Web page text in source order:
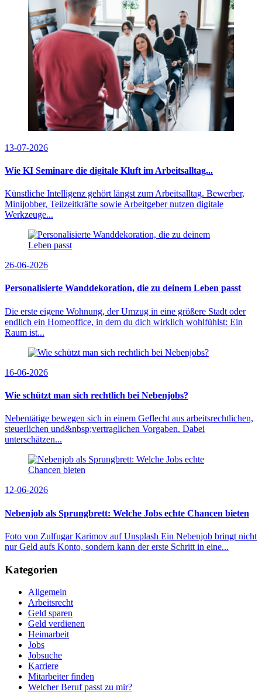
13-07-2026
Wie KI Seminare die digitale Kluft im Arbeitsalltag...
Künstliche Intelligenz gehört längst zum Arbeitsalltag. Bewerber,
Minijobber, Teilzeitkräfte sowie Arbeitgeber nutzen digitale
Werkzeuge...
26-06-2026
Personalisierte Wanddekoration, die zu deinem Leben passt
Die erste eigene Wohnung, der Umzug in eine größere Stadt oder
endlich ein Homeoffice, in dem du dich wirklich wohlfühlst: Ein
Raum ist...
16-06-2026
Wie schützt man sich rechtlich bei Nebenjobs?
Nebentätige bewegen sich in einem Geflecht aus arbeitsrechtlichen,
steuerlichen und&nbsp;vertraglichen Vorgaben. Dabei
unterschätzen...
12-06-2026
Nebenjob als Sprungbrett: Welche Jobs echte Chancen bieten
Foto von Zulfugar Karimov auf Unsplash Ein Nebenjob bringt nicht
nur Geld aufs Konto, sondern kann der erste Schritt in eine...
Kategorien
Allgemein
Arbeitsrecht
Geld sparen
Geld verdienen
Heimarbeit
Jobs
Jobsuche
Karriere
Mitarbeiter finden
Welcher Beruf passt zu mir?